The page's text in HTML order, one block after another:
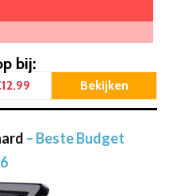
bij:
Bekijken
– Beste Budget